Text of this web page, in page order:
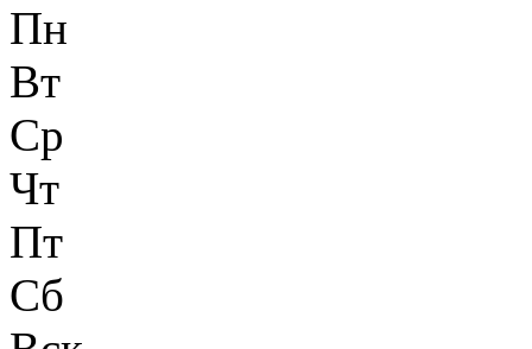
Пн
Вт
Ср
Чт
Пт
Сб